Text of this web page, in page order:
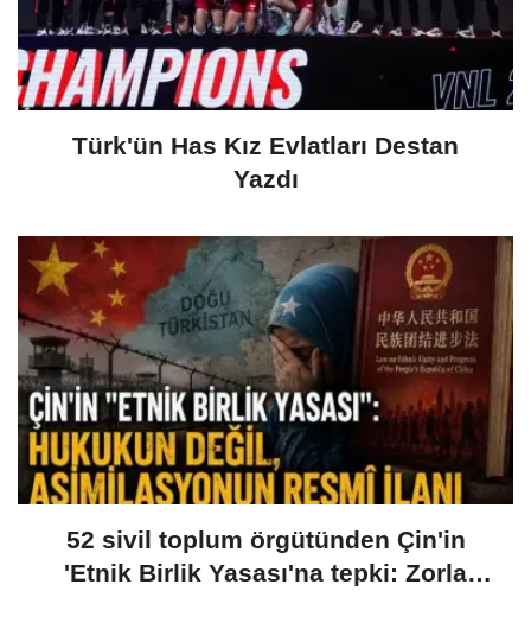
Türk'ün Has Kız Evlatları Destan
Yazdı
52 sivil toplum örgütünden Çin'in
'Etnik Birlik Yasası'na tepki: Zorla